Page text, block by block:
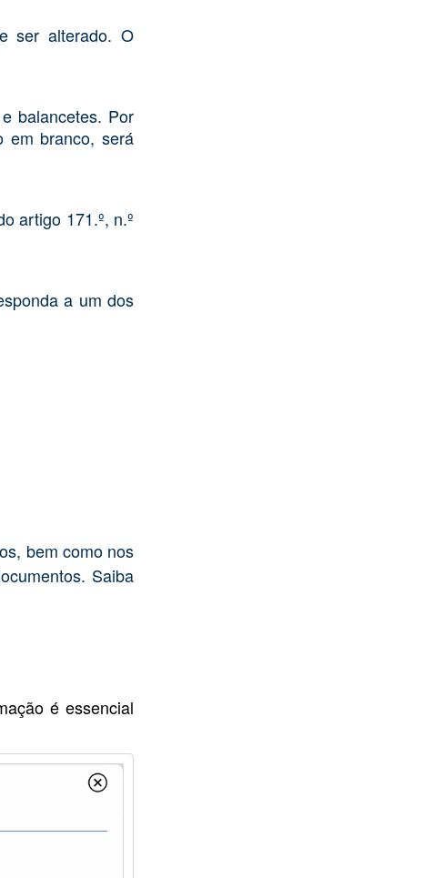
ser alterado. O
balancetes. Por
em branco, será
artigo 171.º, n.º
a um dos
bem como nos
Saiba
é essencial